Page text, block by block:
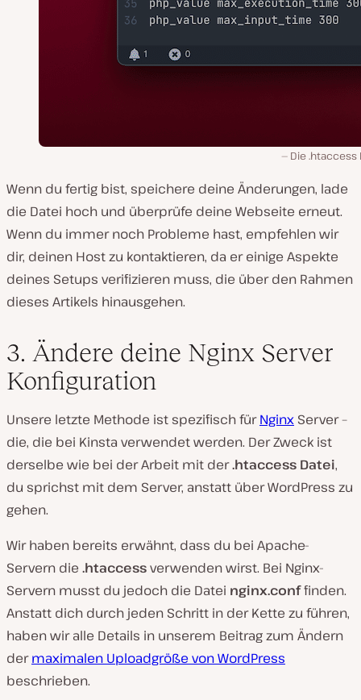
Die .htaccess
Wenn du fertig bist, speichere deine Änderungen, lade
die Datei hoch und überprüfe deine Webseite erneut.
Wenn du immer noch Probleme hast, empfehlen wir
dir, deinen Host zu kontaktieren, da er einige Aspekte
deines Setups verifizieren muss, die über den Rahmen
dieses Artikels hinausgehen.
3. Ändere deine Nginx Server
Konfiguration
Unsere letzte Methode ist spezifisch fürNginx Server –
die, die bei Kinsta verwendet werden. Der Zweck ist
derselbe wie bei der Arbeit mit der.htaccess Datei,
du sprichst mit dem Server, anstatt über WordPress zu
gehen.
Wir haben bereits erwähnt, dass du bei Apache-
Servern die .htaccessverwenden wirst. Bei Nginx-
Servern musst du jedoch die Datei nginx.conffinden.
Anstatt dich durch jeden Schritt in der Kette zu führen,
haben wir alle Details in unserem Beitrag zum Ändern
dermaximalen Uploadgröße von WordPress
beschrieben.